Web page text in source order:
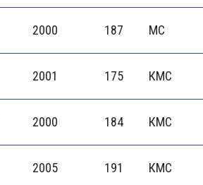
2000 187 МС
2001 175 КМС
2000 184 КМС
2005 191 КМС